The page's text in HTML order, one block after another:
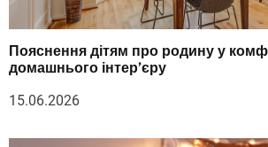
Пояснення дітям про родину у
домашнього інтер’єру
15.06.2026